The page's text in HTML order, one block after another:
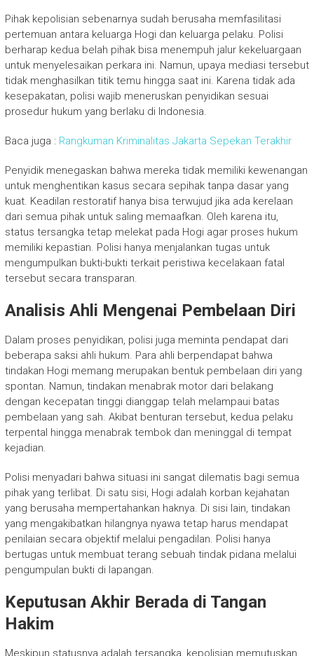
Pihak kepolisian sebenarnya sudah berusaha memfasilitasi
pertemuan antara keluarga Hogi dan keluarga pelaku. Polisi
berharap kedua belah pihak bisa menempuh jalur kekeluargaan
untuk menyelesaikan perkara ini. Namun, upaya mediasi tersebut
tidak menghasilkan titik temu hingga saat ini. Karena tidak ada
kesepakatan, polisi wajib meneruskan penyidikan sesuai
prosedur hukum yang berlaku di Indonesia.
Baca juga : Rangkuman Kriminalitas Jakarta Sepekan Terakhir
Penyidik menegaskan bahwa mereka tidak memiliki kewenangan
untuk menghentikan kasus secara sepihak tanpa dasar yang
kuat. Keadilan restoratif hanya bisa terwujud jika ada kerelaan
dari semua pihak untuk saling memaafkan. Oleh karena itu,
status tersangka tetap melekat pada Hogi agar proses hukum
memiliki kepastian. Polisi hanya menjalankan tugas untuk
mengumpulkan bukti-bukti terkait peristiwa kecelakaan fatal
tersebut secara transparan.
Analisis Ahli Mengenai Pembelaan Diri
Dalam proses penyidikan, polisi juga meminta pendapat dari
beberapa saksi ahli hukum. Para ahli berpendapat bahwa
tindakan Hogi memang merupakan bentuk pembelaan diri yang
spontan. Namun, tindakan menabrak motor dari belakang
dengan kecepatan tinggi dianggap telah melampaui batas
pembelaan yang sah. Akibat benturan tersebut, kedua pelaku
terpental hingga menabrak tembok dan meninggal di tempat
kejadian.
Polisi menyadari bahwa situasi ini sangat dilematis bagi semua
pihak yang terlibat. Di satu sisi, Hogi adalah korban kejahatan
yang berusaha mempertahankan haknya. Di sisi lain, tindakan
yang mengakibatkan hilangnya nyawa tetap harus mendapat
penilaian secara objektif melalui pengadilan. Polisi hanya
bertugas untuk membuat terang sebuah tindak pidana melalui
pengumpulan bukti di lapangan.
Keputusan Akhir Berada di Tangan
Hakim
Meskipun statusnya adalah tersangka, kepolisian memutuskan